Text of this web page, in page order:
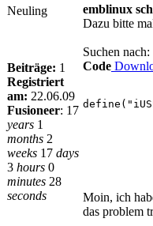
Neuling
Beiträge: 1
Registriert
am: 22.06.09
Fusioneer: 17
years 1
months 2
weeks 17 days
3 hours 0
minutes 28
seconds
emblinux
Dazu bitte
Suchen nach:
Code
// Install
Moin, ich
das problem